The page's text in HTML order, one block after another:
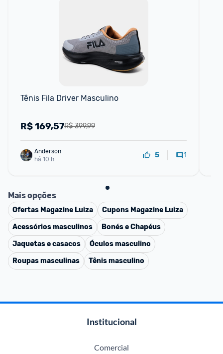
Tênis Fila Driver Masculino
R$ 399,99
R$169,57
Anderson
há 10 h
5 1
Mais opções
Ofertas Magazine Luiza Cupons Magazine Luiza
Acessórios masculinos
Bonés e Chapéus
Jaquetas e casacos
Óculos masculino
Roupas masculinas
Tênis masculino
Institucional
Comercial